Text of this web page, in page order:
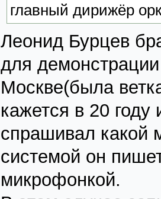
главный дирижёр
Леонид Бурцев
для
Москве(была
кажется в 20 году
спрашивал какой
системой он
микрофонкой.